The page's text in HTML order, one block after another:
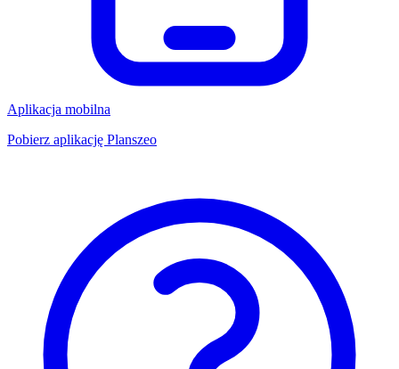
Aplikacja mobilna
Pobierz aplikację Planszeo